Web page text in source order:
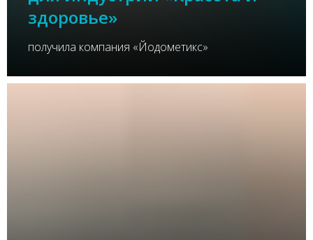
здоровье»
получила компания «Йодометикс»